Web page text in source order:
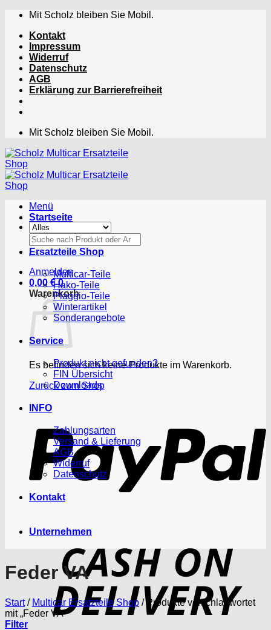
Zum
springen
Mit Scholz bleiben Sie Mobil.
Kontakt
Impressum
Widerruf
Datenschutz
AGB
Erklärung zur Barrierefreiheit
Mit Scholz bleiben Sie Mobil.
Menü
Suchen
nach:
Anmelden
0,00 € 0
Warenkorb
Es befinden sich keine Produkte im Warenkorb.
Zurück zum Shop
Startseite
Ersatzteile Shop
Multicar-Teile
Hako-Teile
Piaggio-Teile
Winterartikel
Sonderangebote
Service
Produkt nicht gefunden?
FIN Übersicht
Downloads
INFO
Zahlungsarten
Versand & Lieferung
AGB
Widerruf
Datenschutz
Kontakt
Unternehmen
Feder VA
Start / Multicar Ersatzteile Shop /Produkte verschlagwortet
mit „Feder VA“
Filter